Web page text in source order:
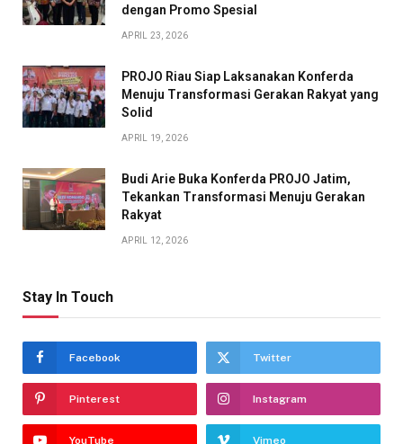
dengan Promo Spesial
APRIL 23, 2026
PROJO Riau Siap Laksanakan Konferda
Menuju Transformasi Gerakan Rakyat yang
Solid
APRIL 19, 2026
Budi Arie Buka Konferda PROJO Jatim,
Tekankan Transformasi Menuju Gerakan
Rakyat
APRIL 12, 2026
Stay In Touch
Facebook Twitter
Pinterest Instagram
YouTube Vimeo